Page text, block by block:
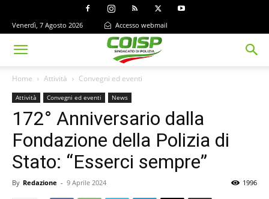
Venerdì, 7 Agosto 2026 Accesso webmail
Home Attività Convegni ed eventi
Attività Convegni ed eventi News
172° Anniversario dalla
Fondazione della Polizia di
Stato: “Esserci sempre”
By Redazione - 9 Aprile 2024 1996